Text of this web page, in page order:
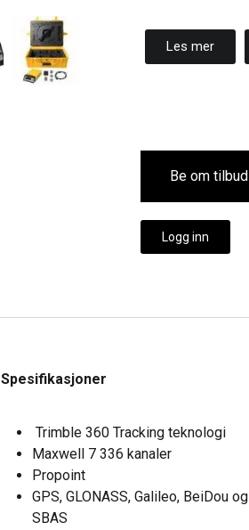
Les mer
Be om tilbud
Logg inn
Spesifikasjoner
Trimble 360 Tracking teknologi
Maxwell 7 336 kanaler
Propoint
GPS, GLONASS, Galileo, BeiDou og
SBAS